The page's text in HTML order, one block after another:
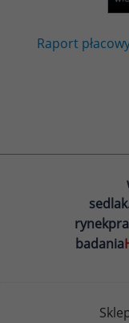
Raport
badania